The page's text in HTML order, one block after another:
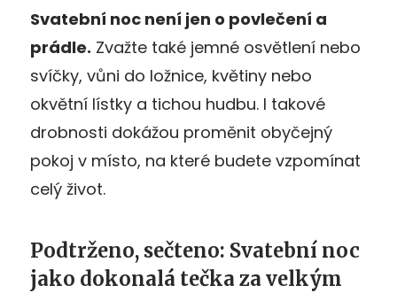
Svatební noc není jen o povlečení a
prádle. Zvažte také jemné osvětlení nebo
svíčky, vůni do ložnice, květiny nebo
okvětní lístky a tichou hudbu. I takové
drobnosti dokážou proměnit obyčejný
pokoj v místo, na které budete vzpomínat
celý život.
Podtrženo, sečteno: Svatební noc
jako dokonalá tečka za velkým